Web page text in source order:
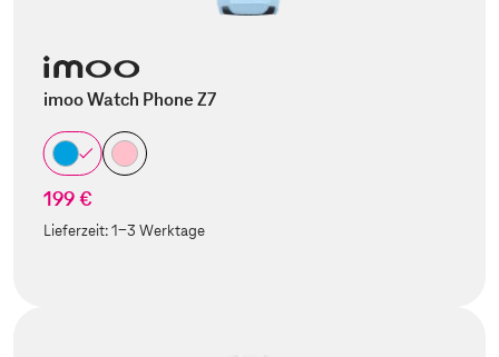
imoo Watch Phone Z7
199 €
Lieferzeit:1-3 Werktage